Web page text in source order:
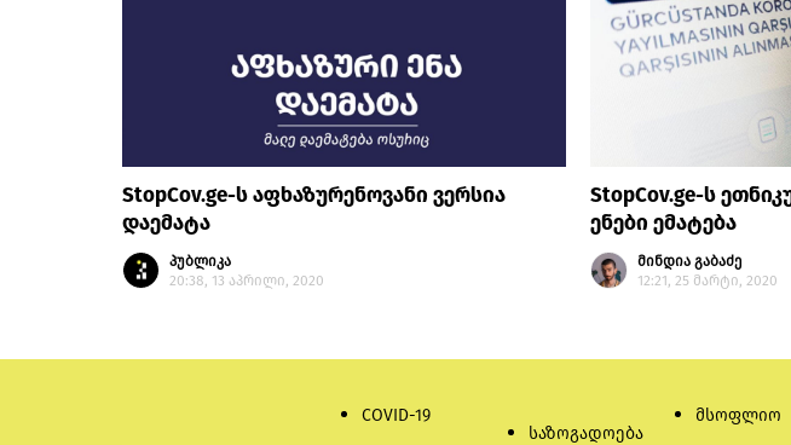
StopCov.ge-ს აფხაზურენოვანი ვერსია
დაემატა
პუბლიკა
20:38, 13 აპრილი, 2020
StopCov.ge-ს
ენები ემატება
მინდია გაბაძე
12:21, 25 მარტი, 2020
COVID-19
საზოგადოება
მსოფლიო